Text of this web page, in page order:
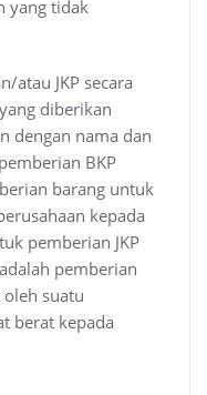
yang tidak
atau JKP secara
diberikan
dengan nama dan
BKP
barang untuk
kepada
pemberian JKP
pemberian
suatu
berat kepada